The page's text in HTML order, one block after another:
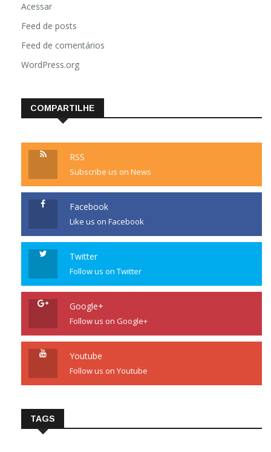
Acessar
Feed de posts
Feed de comentários
WordPress.org
COMPARTILHE
RSS
Subscribe us on News
Facebook
Like us on Facebook
Twitter
Follow us on Twitter
Google+
Follow us on Google+
Youtube
Follow us on Youtube
TAGS